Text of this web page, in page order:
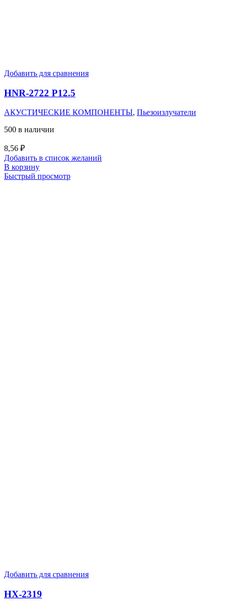
Добавить для сравнения
HNR-2722 P12.5
АКУСТИЧЕСКИЕ КОМПОНЕНТЫ, Пьезоизлучатели
500 в наличии
8,56 ₽
Добавить в список желаний
В корзину
Быстрый просмотр
Добавить для сравнения
HX-2319